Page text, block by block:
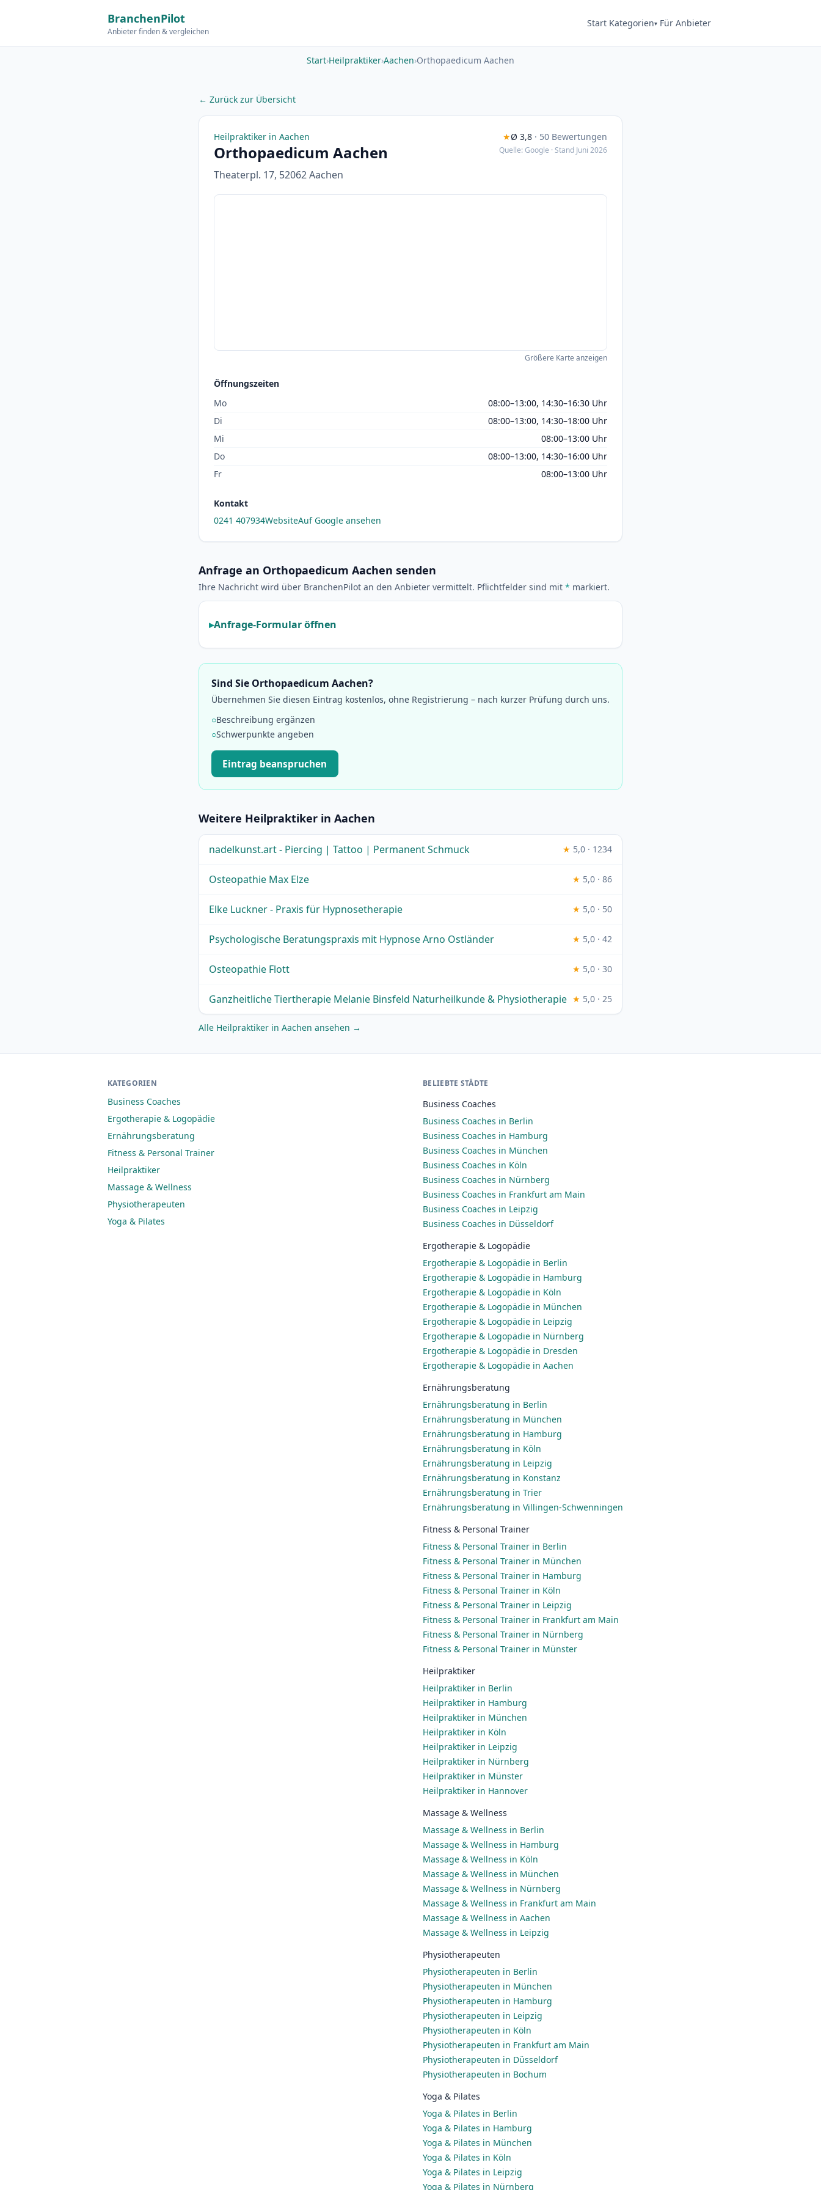
BranchenPilot
Anbieter finden & vergleichen
Start Kategorien Für Anbieter
Start›Heilpraktiker›Aachen›Orthopaedicum Aachen
← Zurück zur Übersicht
Heilpraktiker in Aachen
Orthopaedicum Aachen
★Ø 3,8 · 50 Bewertungen
Quelle: Google · Stand Juni 2026
Theaterpl. 17, 52062 Aachen
Größere Karte anzeigen
Öffnungszeiten
Mo
08:00–13:00, 14:30–16:30 Uhr
Di
08:00–13:00, 14:30–18:00 Uhr
Mi
08:00–13:00 Uhr
Do
08:00–13:00, 14:30–16:00 Uhr
Fr
08:00–13:00 Uhr
Kontakt
0241 407934WebsiteAuf Google ansehen
Anfrage an Orthopaedicum Aachen senden
Ihre Nachricht wird über BranchenPilot an den Anbieter vermittelt. Pflichtfelder sind mit * markiert.
Anfrage-Formular öffnen
Sind Sie Orthopaedicum Aachen?
Übernehmen Sie diesen Eintrag kostenlos, ohne Registrierung – nach kurzer Prüfung durch uns.
○Beschreibung ergänzen
○Schwerpunkte angeben
Eintrag beanspruchen
Weitere Heilpraktiker in Aachen
nadelkunst.art - Piercing | Tattoo | Permanent Schmuck ★ 5,0 · 1234
Osteopathie Max Elze ★ 5,0 · 86
Elke Luckner - Praxis für Hypnosetherapie ★ 5,0 · 50
Psychologische Beratungspraxis mit Hypnose Arno Ostländer ★ 5,0 · 42
Osteopathie Flott ★ 5,0 · 30
Ganzheitliche Tiertherapie Melanie Binsfeld Naturheilkunde & Physiotherapie ★ 5,0 · 25
Alle Heilpraktiker in Aachen ansehen →
KATEGORIEN
Business Coaches
Ergotherapie & Logopädie
Ernährungsberatung
Fitness & Personal Trainer
Heilpraktiker
Massage & Wellness
Physiotherapeuten
Yoga & Pilates
BELIEBTE STÄDTE
Business Coaches
Business Coaches in Berlin
Business Coaches in Hamburg
Business Coaches in München
Business Coaches in Köln
Business Coaches in Nürnberg
Business Coaches in Frankfurt am Main
Business Coaches in Leipzig
Business Coaches in Düsseldorf
Ergotherapie & Logopädie
Ergotherapie & Logopädie in Berlin
Ergotherapie & Logopädie in Hamburg
Ergotherapie & Logopädie in Köln
Ergotherapie & Logopädie in München
Ergotherapie & Logopädie in Leipzig
Ergotherapie & Logopädie in Nürnberg
Ergotherapie & Logopädie in Dresden
Ergotherapie & Logopädie in Aachen
Ernährungsberatung
Ernährungsberatung in Berlin
Ernährungsberatung in München
Ernährungsberatung in Hamburg
Ernährungsberatung in Köln
Ernährungsberatung in Leipzig
Ernährungsberatung in Konstanz
Ernährungsberatung in Trier
Ernährungsberatung in Villingen-Schwenningen
Fitness & Personal Trainer
Fitness & Personal Trainer in Berlin
Fitness & Personal Trainer in München
Fitness & Personal Trainer in Hamburg
Fitness & Personal Trainer in Köln
Fitness & Personal Trainer in Leipzig
Fitness & Personal Trainer in Frankfurt am Main
Fitness & Personal Trainer in Nürnberg
Fitness & Personal Trainer in Münster
Heilpraktiker
Heilpraktiker in Berlin
Heilpraktiker in Hamburg
Heilpraktiker in München
Heilpraktiker in Köln
Heilpraktiker in Leipzig
Heilpraktiker in Nürnberg
Heilpraktiker in Münster
Heilpraktiker in Hannover
Massage & Wellness
Massage & Wellness in Berlin
Massage & Wellness in Hamburg
Massage & Wellness in Köln
Massage & Wellness in München
Massage & Wellness in Nürnberg
Massage & Wellness in Frankfurt am Main
Massage & Wellness in Aachen
Massage & Wellness in Leipzig
Physiotherapeuten
Physiotherapeuten in Berlin
Physiotherapeuten in München
Physiotherapeuten in Hamburg
Physiotherapeuten in Leipzig
Physiotherapeuten in Köln
Physiotherapeuten in Frankfurt am Main
Physiotherapeuten in Düsseldorf
Physiotherapeuten in Bochum
Yoga & Pilates
Yoga & Pilates in Berlin
Yoga & Pilates in Hamburg
Yoga & Pilates in München
Yoga & Pilates in Köln
Yoga & Pilates in Leipzig
Yoga & Pilates in Nürnberg